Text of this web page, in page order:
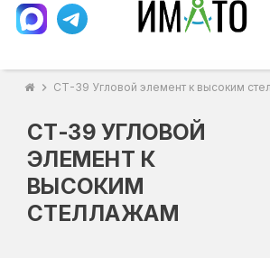
chevron_right СТ-39 Угловой элемент к высоким
СТ-39 УГЛОВОЙ
ЭЛЕМЕНТ К
ВЫСОКИМ
СТЕЛЛАЖАМ